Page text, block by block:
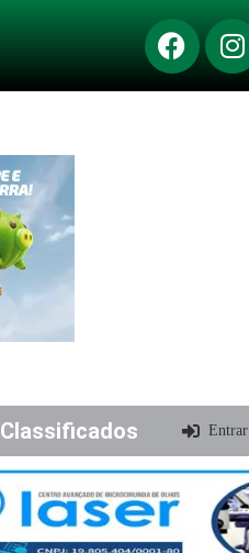
Classificados Entrar